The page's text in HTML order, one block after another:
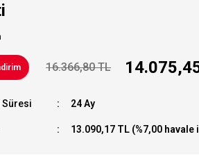
16.366,80 TL
Süresi 24 Ay
13.090,17 TL (%7,00